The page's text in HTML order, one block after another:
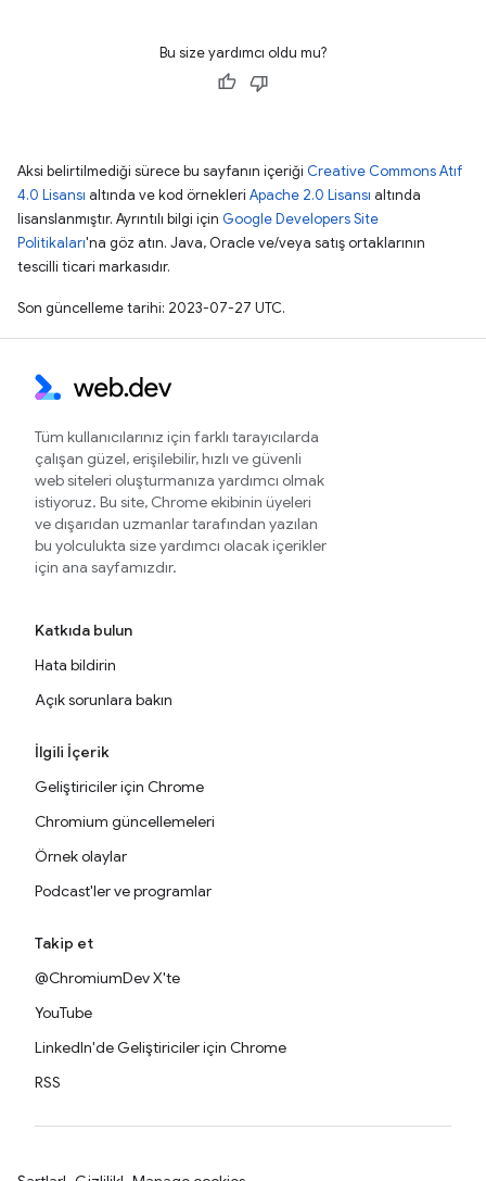
Bu size yardımcı oldu mu?
Aksi belirtilmediği sürece bu sayfanın içeriği Creative Commons Atıf
4.0 Lisansı altında ve kod örnekleri Apache 2.0 Lisansı altında
lisanslanmıştır. Ayrıntılı bilgi için Google Developers Site
Politikaları'na göz atın. Java, Oracle ve/veya satış ortaklarının
tescilli ticari markasıdır.
Son güncelleme tarihi: 2023-07-27 UTC.
Tüm kullanıcılarınız için farklı tarayıcılarda
çalışan güzel, erişilebilir, hızlı ve güvenli
web siteleri oluşturmanıza yardımcı olmak
istiyoruz. Bu site, Chrome ekibinin üyeleri
ve dışarıdan uzmanlar tarafından yazılan
bu yolculukta size yardımcı olacak içerikler
için ana sayfamızdır.
Katkıda bulun
Hata bildirin
Açık sorunlara bakın
İlgili İçerik
Geliştiriciler için Chrome
Chromium güncellemeleri
Örnek olaylar
Podcast'ler ve programlar
Takip et
@ChromiumDev X'te
YouTube
LinkedIn'de Geliştiriciler için Chrome
RSS